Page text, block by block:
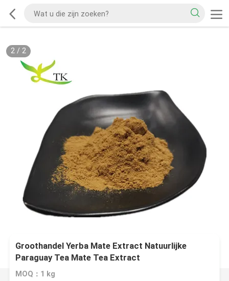
2/ 2
Groothandel Yerba Mate Extract Natuurlijke
Paraguay Tea Mate Tea Extract
MOQ：1 kg